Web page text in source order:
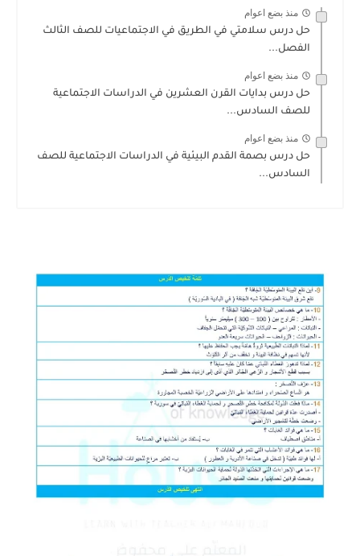
منذ بضع اعوام
حل درس سلامتي في الطريق في الاجتماعيات للصف الثالث
الفصل...
منذ بضع اعوام
حل درس بدايات القرن العشرين في الدراسات الاجتماعية
للصف السادس...
منذ بضع اعوام
حل درس بصمة القدم البيئية في الدراسات الاجتماعية للصف
السادس...